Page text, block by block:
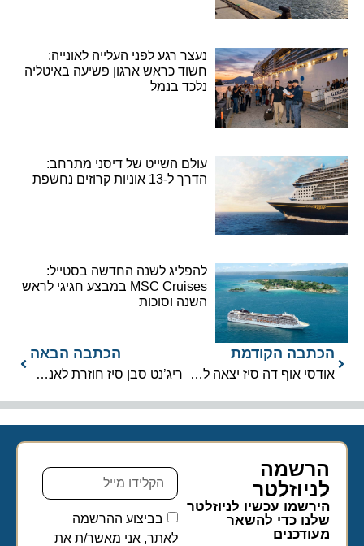
נעצר רגע לפני העלייה לאונייה:
חשוד כראש ארגון פשיעה באיטליה
נלכד בנמל
עולם השייט של דיסני מתרחב:
הדרך ל-13 אוניות קרוזים נחשפת
להפליג לשנה החדשה בסטייל:
MSC Cruises במבצע חגיגי לראש
השנה וסוכות
הכתבה הקודמת
אודסי אוף דה סיז יצאה לאוויר העולם
הכתבה הבאה
ריג’נט סבן סיז חוזרת לאנטרקטיקה
הרשמה
לניוזלטר​
הירשמו עכשיו לניוזלטר
שלנו כדי להשאר
מעודכנים
בביצוע ההרשמה
לאתר, אני מאשר/ת את